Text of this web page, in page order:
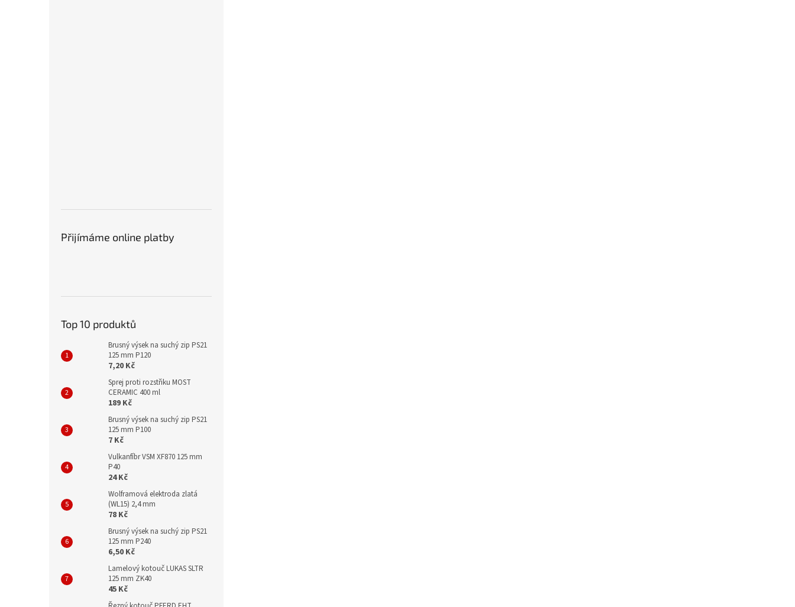
Přijímáme online platby
Top 10 produktů
Brusný výsek na suchý zip PS21
125 mm P120
7,20 Kč
Sprej proti rozstřiku MOST
CERAMIC 400 ml
189 Kč
Brusný výsek na suchý zip PS21
125 mm P100
7 Kč
Vulkanfíbr VSM XF870 125 mm
P40
24 Kč
Wolframová elektroda zlatá
(WL15) 2,4 mm
78 Kč
Brusný výsek na suchý zip PS21
125 mm P240
6,50 Kč
Lamelový kotouč LUKAS SLTR
125 mm ZK40
45 Kč